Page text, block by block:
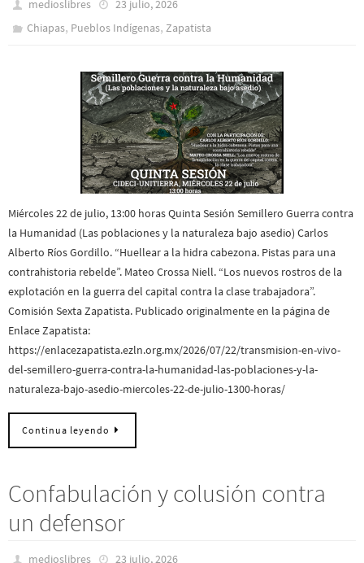
medioslibres
23 julio, 2026
Chiapas, Pueblos Indí­genas, Zapatista
Miércoles 22 de julio, 13:00 horas Quinta Sesión Semillero Guerra contra
la Humanidad (Las poblaciones y la naturaleza bajo asedio) Carlos
Alberto Ríos Gordillo. “Huellear a la hidra cabezona. Pistas para una
contrahistoria rebelde”. Mateo Crossa Niell. “Los nuevos rostros de la
explotación en la guerra del capital contra la clase trabajadora”.
Comisión Sexta Zapatista. Publicado originalmente en la página de
Enlace Zapatista:
https://enlacezapatista.ezln.org.mx/2026/07/22/transmision-en-vivo-
del-semillero-guerra-contra-la-humanidad-las-poblaciones-y-la-
naturaleza-bajo-asedio-miercoles-22-de-julio-1300-horas/
Continua leyendo
Confabulación y colusión contra
un defensor
medioslibres 23 julio, 2026